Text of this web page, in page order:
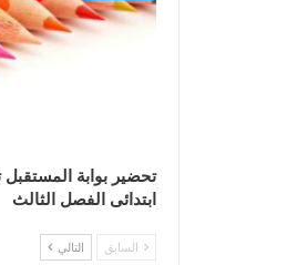
تحضير بوابة المستقبل
ابتدائى الفصل الثالث
السابق التالي